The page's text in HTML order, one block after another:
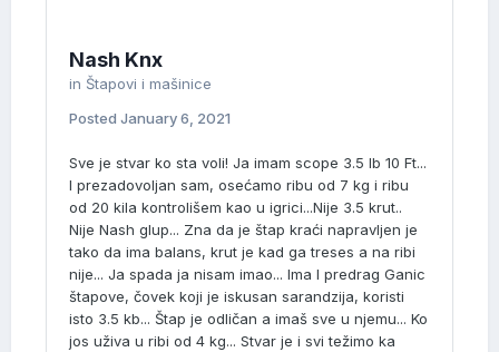
Nash Knx
in Štapovi i mašinice
Posted January 6, 2021
Sve je stvar ko sta voli! Ja imam scope 3.5 lb 10 Ft...
I prezadovoljan sam, osećamo ribu od 7 kg i ribu
od 20 kila kontrolišem kao u igrici...Nije 3.5 krut..
Nije Nash glup... Zna da je štap kraći napravljen je
tako da ima balans, krut je kad ga treses a na ribi
nije... Ja spada ja nisam imao... Ima I predrag Ganic
štapove, čovek koji je iskusan sarandzija, koristi
isto 3.5 kb... Štap je odličan a imaš sve u njemu... Ko
jos uživa u ribi od 4 kg... Stvar je i svi težimo ka